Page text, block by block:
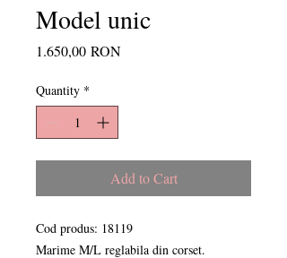
Model unic
1.650,00 RONPrice
Quantity *
Add to Cart
Cod produs: 18119
Marime M/L reglabila din corset.